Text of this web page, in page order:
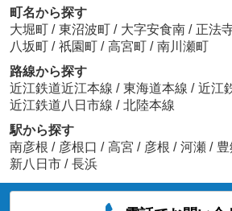
町名から探す
大堀町 / 東沼波町 / 大字安食南 / 正法
八坂町 / 祇園町 / 高宮町 / 南川瀬町
路線から探す
近江鉄道近江本線 / 東海道本線 / 近江
近江鉄道八日市線 / 北陸本線
駅から探す
南彦根 / 彦根口 / 高宮 / 彦根 / 河瀬 /
新八日市 / 長浜